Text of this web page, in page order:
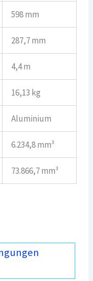
598 mm
287,7 mm
4,4 m
16,13 kg
Aluminium
6.234,8 mm³
73.866,7 mm³